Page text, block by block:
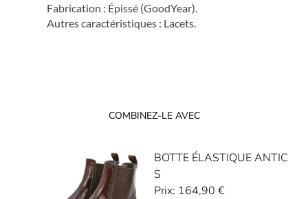
Fabrication : Épissé (GoodYear).
Autres caractéristiques : Lacets.
COMBINEZ-LE AVEC
BOTTE ÉLASTIQUE ANTIC
S
Prix: 164,90 €